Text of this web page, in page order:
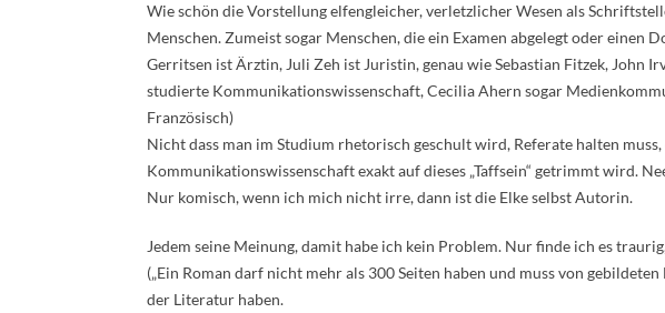
Wie schön die Vorstellung elfengleicher, verletzlicher Wesen als
Menschen. Zumeist sogar Menschen, die ein Examen abgelegt oder einen
Gerritsen ist Ärztin, Juli Zeh ist Juristin, genau wie Sebastian Fitzek, John
studierte Kommunikationswissenschaft, Cecilia Ahern sogar
Französisch)
Nicht dass man im Studium rhetorisch geschult wird, Referate halten
Kommunikationswissenschaft exakt auf dieses „Taffsein“ getrimmt wird.
Nur komisch, wenn ich mich nicht irre, dann ist die Elke selbst Autorin.
Jedem seine Meinung, damit habe ich kein Problem. Nur finde ich es
(„Ein Roman darf nicht mehr als 300 Seiten haben und muss von
der Literatur haben.